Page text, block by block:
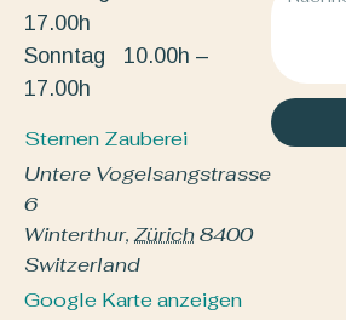
17.00h
Sonntag 10.00h –
17.00h
Sternen Zauberei
Untere Vogelsangstrasse
6
Winterthur, Zürich8400
Switzerland
Google Karte anzeigen